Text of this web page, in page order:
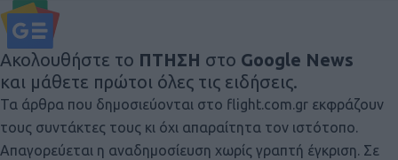
Ακολουθήστε το ΠΤΗΣΗ στο Google News
και μάθετε πρώτοι όλες τις ειδήσεις.
Τα άρθρα που δημοσιεύονται στο flight.com.gr εκφράζουν
τους συντάκτες τους κι όχι απαραίτητα τον ιστότοπο.
Απαγορεύεται η αναδημοσίευση χωρίς γραπτή έγκριση. Σε